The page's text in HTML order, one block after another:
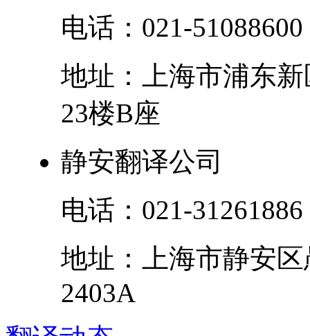
电话： 021-51088600
地址：
上海市浦东新
23楼B座
静安翻译公司
电话： 021-31261886
地址：
上海市静安区
2403A